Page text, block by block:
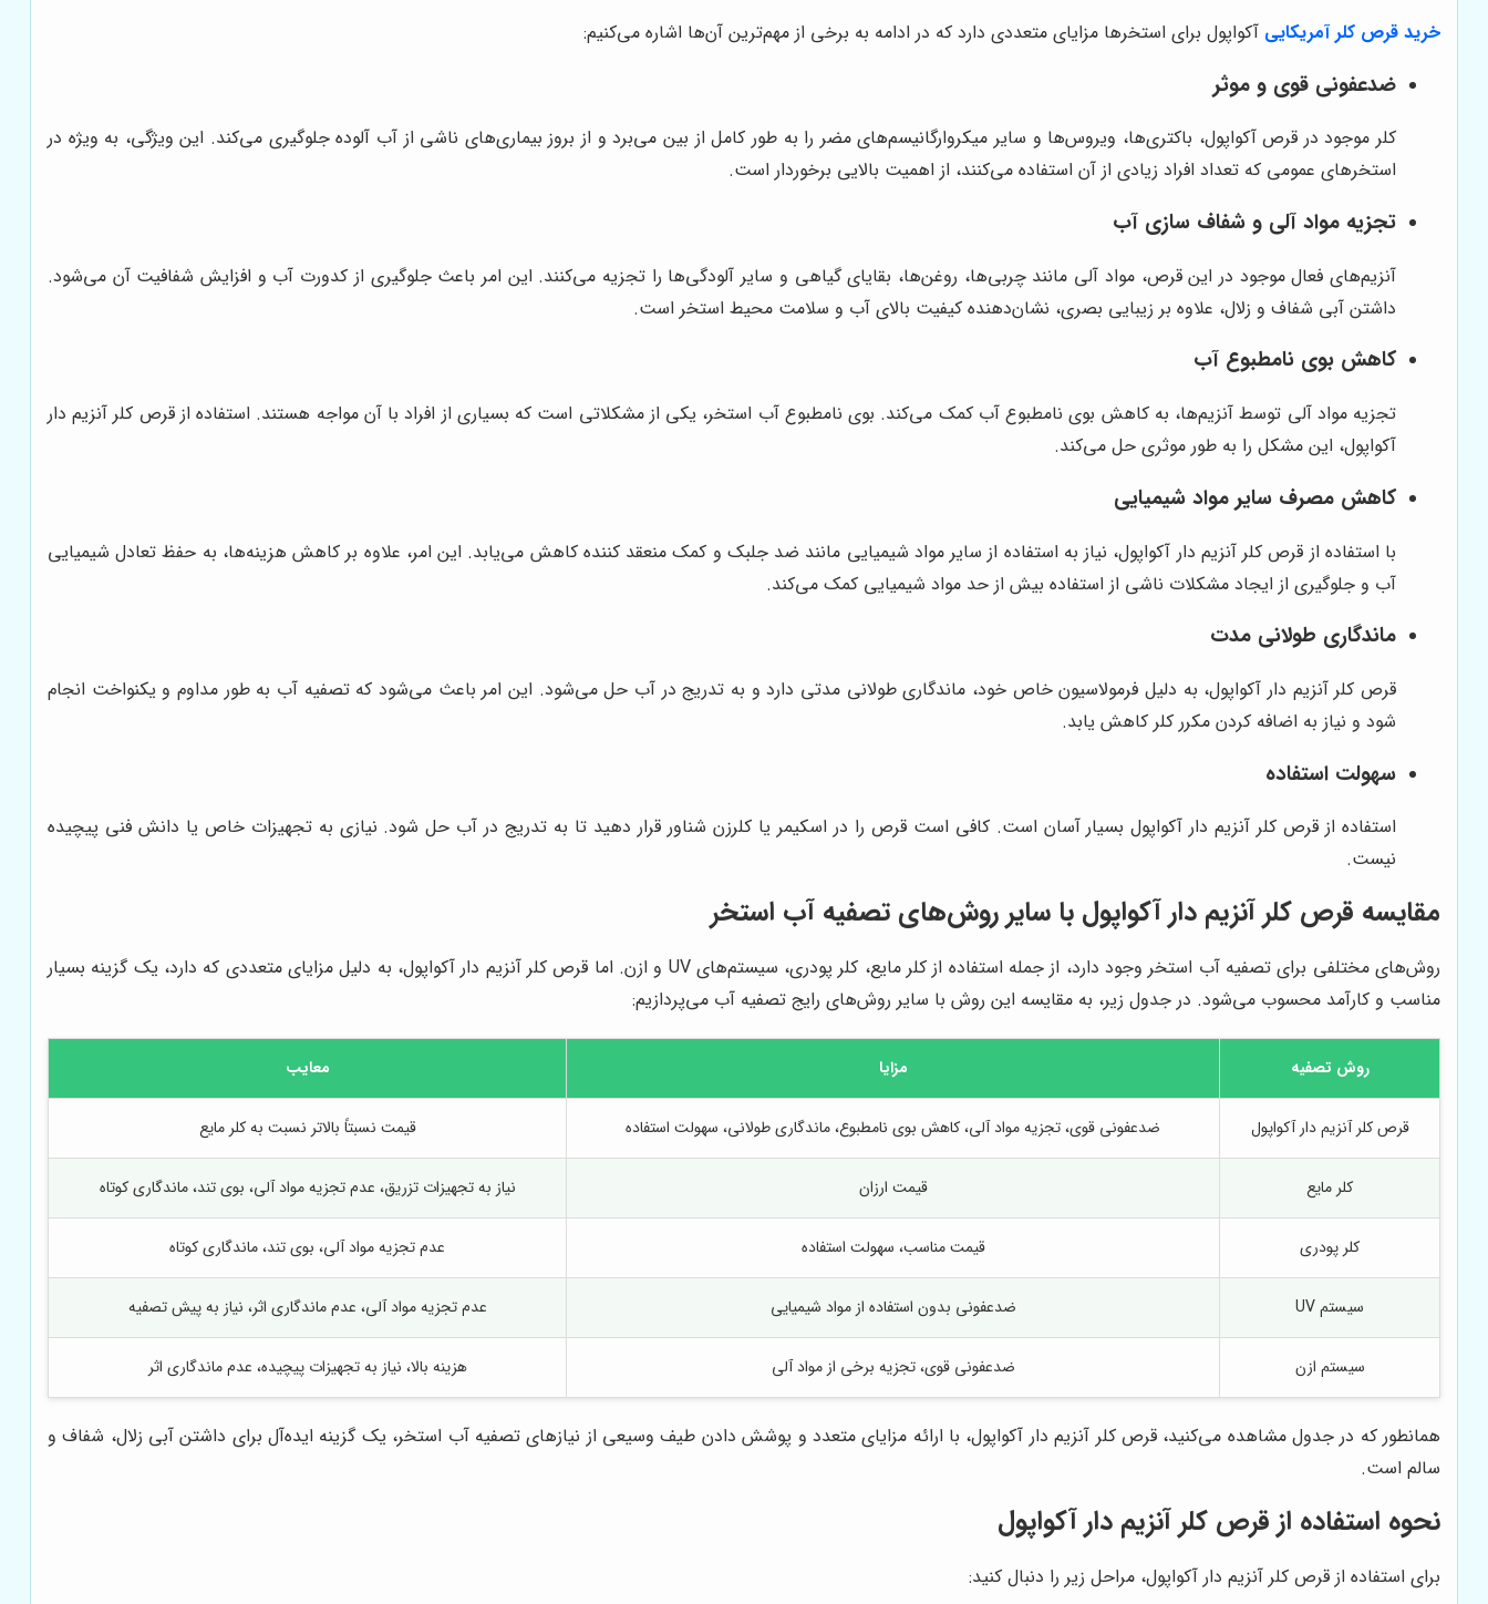
خرید قرص کلر آمریکایی آکواپول برای استخرها مزایای متعددی دارد که در ادامه به برخی از مهم‌ترین آن‌ها اشاره می‌کنیم:
ضدعفونی قوی و موثر
کلر موجود در قرص آکواپول، باکتری‌ها، ویروس‌ها و سایر میکروارگانیسم‌های مضر را به طور کامل از بین می‌برد و از بروز بیماری‌های ناشی از آب آلوده جلوگیری می‌کند. این ویژگی، به ویژه در
استخرهای عمومی که تعداد افراد زیادی از آن استفاده می‌کنند، از اهمیت بالایی برخوردار است.
تجزیه مواد آلی و شفاف سازی آب
آنزیم‌های فعال موجود در این قرص، مواد آلی مانند چربی‌ها، روغن‌ها، بقایای گیاهی و سایر آلودگی‌ها را تجزیه می‌کنند. این امر باعث جلوگیری از کدورت آب و افزایش شفافیت آن می‌شود.
داشتن آبی شفاف و زلال، علاوه بر زیبایی بصری، نشان‌دهنده کیفیت بالای آب و سلامت محیط استخر است.
کاهش بوی نامطبوع آب
تجزیه مواد آلی توسط آنزیم‌ها، به کاهش بوی نامطبوع آب کمک می‌کند. بوی نامطبوع آب استخر، یکی از مشکلاتی است که بسیاری از افراد با آن مواجه هستند. استفاده از قرص کلر آنزیم دار
آکواپول، این مشکل را به طور موثری حل می‌کند.
کاهش مصرف سایر مواد شیمیایی
با استفاده از قرص کلر آنزیم دار آکواپول، نیاز به استفاده از سایر مواد شیمیایی مانند ضد جلبک و کمک منعقد کننده کاهش می‌یابد. این امر، علاوه بر کاهش هزینه‌ها، به حفظ تعادل شیمیایی
آب و جلوگیری از ایجاد مشکلات ناشی از استفاده بیش از حد مواد شیمیایی کمک می‌کند.
ماندگاری طولانی مدت
قرص کلر آنزیم دار آکواپول، به دلیل فرمولاسیون خاص خود، ماندگاری طولانی مدتی دارد و به تدریج در آب حل می‌شود. این امر باعث می‌شود که تصفیه آب به طور مداوم و یکنواخت انجام
شود و نیاز به اضافه کردن مکرر کلر کاهش یابد.
سهولت استفاده
استفاده از قرص کلر آنزیم دار آکواپول بسیار آسان است. کافی است قرص را در اسکیمر یا کلرزن شناور قرار دهید تا به تدریج در آب حل شود. نیازی به تجهیزات خاص یا دانش فنی پیچیده
نیست.
مقایسه قرص کلر آنزیم دار آکواپول با سایر روش‌های تصفیه آب استخر
روش‌های مختلفی برای تصفیه آب استخر وجود دارد، از جمله استفاده از کلر مایع، کلر پودری، سیستم‌های UV و ازن. اما قرص کلر آنزیم دار آکواپول، به دلیل مزایای متعددی که دارد، یک گزینه بسیار
مناسب و کارآمد محسوب می‌شود. در جدول زیر، به مقایسه این روش با سایر روش‌های رایج تصفیه آب می‌پردازیم:
روش تصفیه مزایا معایب
قرص کلر آنزیم دار آکواپول ضدعفونی قوی، تجزیه مواد آلی، کاهش بوی نامطبوع، ماندگاری طولانی، سهولت استفاده قیمت نسبتاً بالاتر نسبت به کلر مایع
کلر مایع قیمت ارزان نیاز به تجهیزات تزریق، عدم تجزیه مواد آلی، بوی تند، ماندگاری کوتاه
کلر پودری قیمت مناسب، سهولت استفاده عدم تجزیه مواد آلی، بوی تند، ماندگاری کوتاه
سیستم UV ضدعفونی بدون استفاده از مواد شیمیایی عدم تجزیه مواد آلی، عدم ماندگاری اثر، نیاز به پیش تصفیه
سیستم ازن ضدعفونی قوی، تجزیه برخی از مواد آلی هزینه بالا، نیاز به تجهیزات پیچیده، عدم ماندگاری اثر
همانطور که در جدول مشاهده می‌کنید، قرص کلر آنزیم دار آکواپول، با ارائه مزایای متعدد و پوشش دادن طیف وسیعی از نیازهای تصفیه آب استخر، یک گزینه ایده‌آل برای داشتن آبی زلال، شفاف و
سالم است.
نحوه استفاده از قرص کلر آنزیم دار آکواپول
برای استفاده از قرص کلر آنزیم دار آکواپول، مراحل زیر را دنبال کنید: